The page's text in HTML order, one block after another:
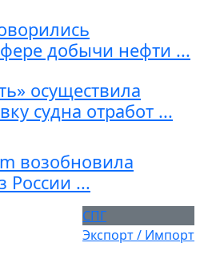
добычи нефти ...
осуществила
судна отработ ...
возобновила
России ...
СПГ
Экспорт / Импорт